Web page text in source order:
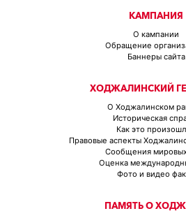
КАМПАНИЯ
О кампании
Обращение
Баннеры сайта
ХОДЖАЛИНСКИЙ
О Ходжалинском
Историческая
Как это
Правовые аспекты
Сообщения
Оценка
Фото и видео
ПАМЯТЬ О